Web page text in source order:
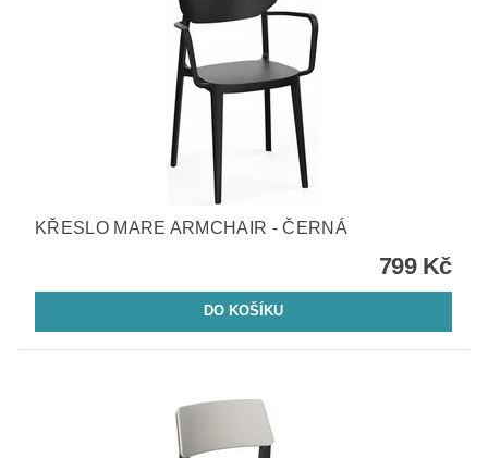
KŘESLO MARE ARMCHAIR - ČERNÁ
799 Kč